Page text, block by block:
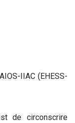
IIAC (EHESS-
de circonscrire